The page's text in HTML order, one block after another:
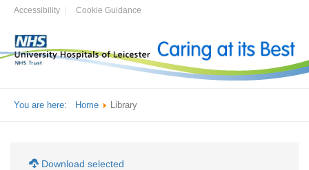
Accessibility Cookie Guidance
You are here: Home Library
Download selected